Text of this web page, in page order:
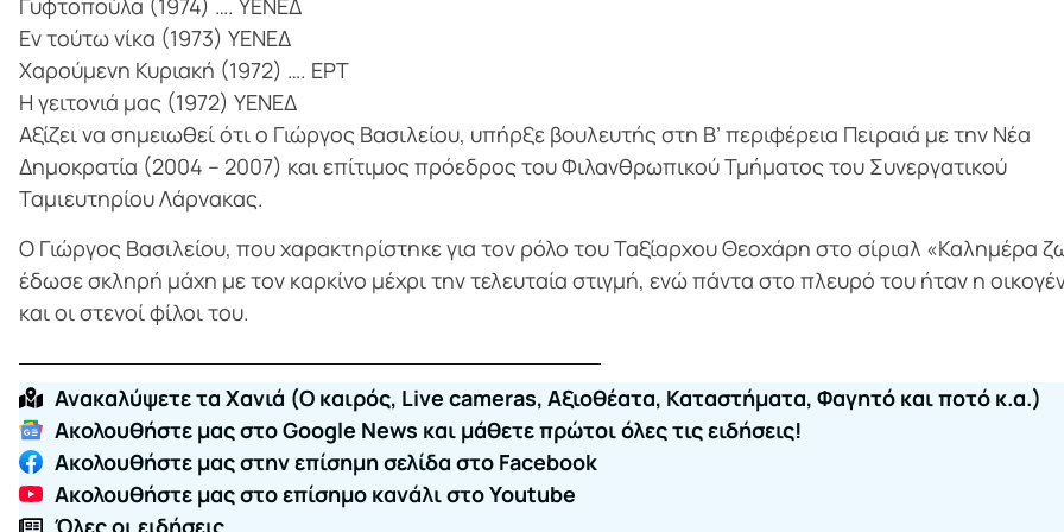
Γυφτοπούλα (1974) …. ΥΕΝΕΔ
Εν τούτω νίκα (1973) ΥΕΝΕΔ
Χαρούμενη Κυριακή (1972) …. ΕΡΤ
Η γειτονιά μας (1972) ΥΕΝΕΔ
Αξίζει να σημειωθεί ότι ο Γιώργος Βασιλείου, υπήρξε βουλευτής στη Β’ περιφέρεια Πειραιά με την Νέα
Δημοκρατία (2004 – 2007) και επίτιμος πρόεδρος του Φιλανθρωπικού Τμήματος του Συνεργατικού
Ταμιευτηρίου Λάρνακας.
Ο Γιώργος Βασιλείου, που χαρακτηρίστηκε για τον ρόλο του Ταξίαρχου Θεοχάρη στο σίριαλ «Καλημέρα
έδωσε σκληρή μάχη με τον καρκίνο μέχρι την τελευταία στιγμή, ενώ πάντα στο πλευρό του ήταν η
και οι στενοί φίλοι του.
Ανακαλύψετε τα Χανιά (O καιρός, Live cameras, Αξιοθέατα, Καταστήματα, Φαγητό και ποτό κ.α.)
Ακολουθήστε μας στο Google News και μάθετε πρώτοι όλες τις ειδήσεις!
Ακολουθήστε μας στην επίσημη σελίδα στο Facebook
Ακολουθήστε μας στο επίσημο κανάλι στο Youtube
Όλες οι ειδήσεις